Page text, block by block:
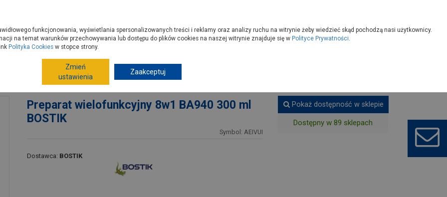
kupisz Porady
Farby ogólnego stosowania
Preparat wielofunkcyjny 8w1 BA940 300 ml
BOSTIK
Symbol: AEIVUI
Dostawca: BOSTIK
Pokaż dostępność w sklepie
Dostępny w 89 sklepach
funkcjonowania, wyświetlania spersonalizowanych treści i reklamy oraz analizy ruchu na witrynie żeby wiedzieć skąd pochodzą nasi użytkownicy.
na temat warunków przechowywania lub dostępu do plików cookies na naszej witrynie znajduje się w Polityce Prywatności.
Polityka Cookies w stopce strony.
Zmień
ustawienia
Zaakceptuj